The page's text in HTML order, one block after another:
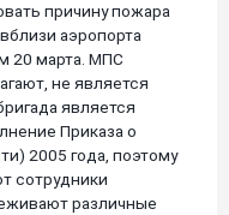
причину пожара
аэропорта
20 марта. МПС
не является
является
Приказа о
2005 года, поэтому
сотрудники
различные